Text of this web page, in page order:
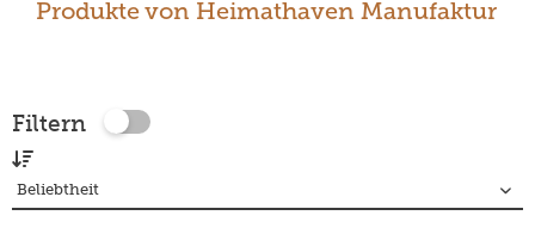
Produkte von Heimathaven Manufaktur
Filtern